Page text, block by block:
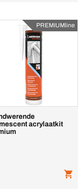
PREMIUMline
acrylaatkit